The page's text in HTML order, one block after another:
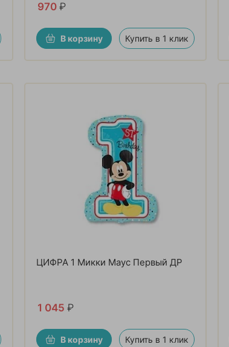
970 ₽
В корзину Купить в 1 клик
ЦИФРА 1 Микки Маус Первый ДР
1 045 ₽
В корзину Купить в 1 клик